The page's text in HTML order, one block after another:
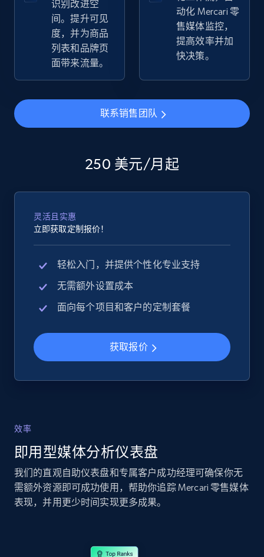
Seller reviews, Breadcrumbs, Root category, and
more.
2.5K+ 359+ 立即开始
eBay - Gather data on products using
specified keywords
Seller reviews, Breadcrumbs, Root category, and
eBay - Collect products from shops on eBay
URL, Product id, Title, Seller name, Seller rating,
more.
359+
Seller reviews, Breadcrumbs, Root category, and
2.5K+ 359+ 立即开始
URL, Product id, Title, Product description,
识别改进空
间。提升可见
度，并为商品
列表和品牌页
面带来流量。
动化 Mercari 零
售媒体监控，
提高效率并加
快决策。
联系销售团队
250 美元/月起
灵活且实惠
立即获取定制报价！
轻松入门，并提供个性化专业支持
无需额外设置成本
面向每个项目和客户的定制套餐
获取报价
效率
即用型媒体分析仪表盘
我们的直观自助仪表盘和专属客户成功经理可确保你无
需额外资源即可成功使用，帮助你追踪 Mercari 零售媒体
表现，并用更少时间实现更多成果。